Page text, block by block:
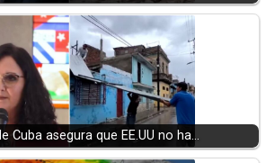
Cuba asegura que EE.UU no ha…